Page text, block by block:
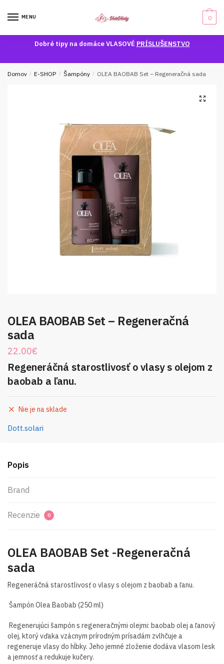
MENU 0
Dobré tipy na domáce VLASOVÉ PRÍSLUŠENSTVO
Domov / E-SHOP / Šampóny / OLEA BAOBAB Set – Regeneračná sada
🔍
OLEA BAOBAB Set – Regeneračná
sada
22.00€
Regeneráčná starostlivosť o vlasy s olejom z
baobab a ľanu.
Nie je na sklade
Dott.solari
Popis
Brand
Recenzie 0
OLEA BAOBAB Set -Regeneračná
sada
Regeneráčná starostlivosť o vlasy s olejom z baobab a ľanu.
Šampón Olea Baobab (250 ml)
Regenerujúci šampón s regeneračnými olejmi: baobab olej a ľanový
olej, ktorý vďaka vzácnym prírodným prísadám zvlhčuje a
regeneruje vlasy do hĺbky. Jeho jemné zloženie dodáva vlasom lesk
a jemnosť a redukuje kučery.